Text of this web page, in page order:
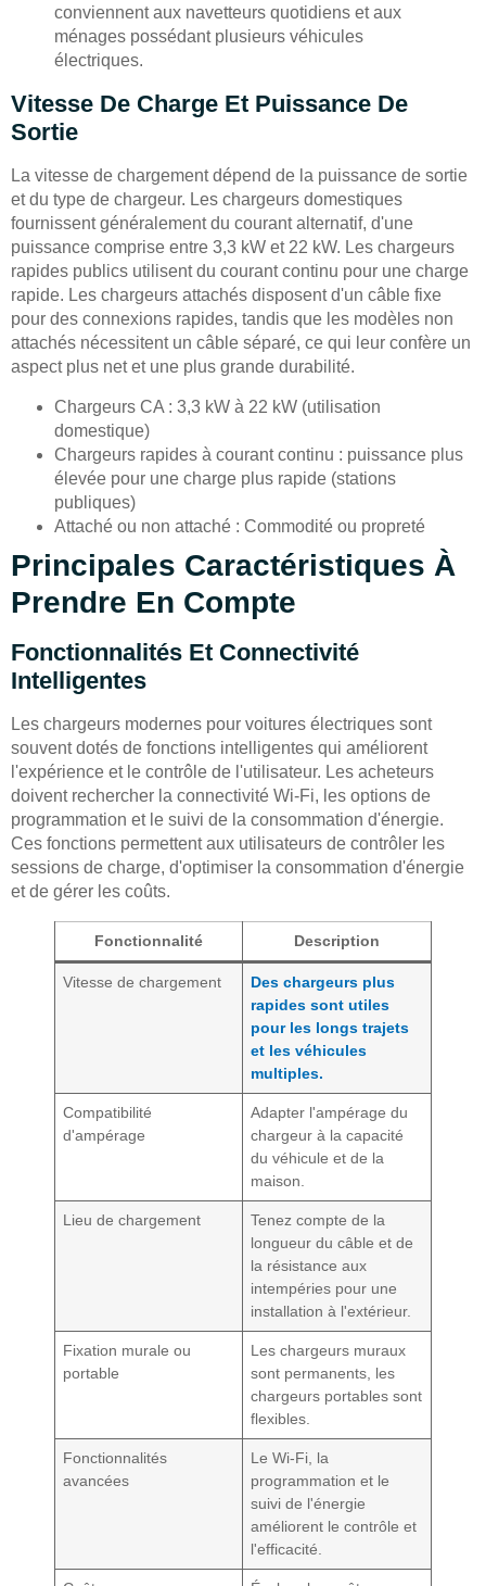
conviennent aux navetteurs quotidiens et aux
ménages possédant plusieurs véhicules
électriques.
Vitesse De Charge Et Puissance De
Sortie
La vitesse de chargement dépend de la puissance de sortie
et du type de chargeur. Les chargeurs domestiques
fournissent généralement du courant alternatif, d'une
puissance comprise entre 3,3 kW et 22 kW. Les chargeurs
rapides publics utilisent du courant continu pour une charge
rapide. Les chargeurs attachés disposent d'un câble fixe
pour des connexions rapides, tandis que les modèles non
attachés nécessitent un câble séparé, ce qui leur confère un
aspect plus net et une plus grande durabilité.
Chargeurs CA : 3,3 kW à 22 kW (utilisation
domestique)
Chargeurs rapides à courant continu : puissance plus
élevée pour une charge plus rapide (stations
publiques)
Attaché ou non attaché : Commodité ou propreté
Principales Caractéristiques À
Prendre En Compte
Fonctionnalités Et Connectivité
Intelligentes
Les chargeurs modernes pour voitures électriques sont
souvent dotés de fonctions intelligentes qui améliorent
l'expérience et le contrôle de l'utilisateur. Les acheteurs
doivent rechercher la connectivité Wi-Fi, les options de
programmation et le suivi de la consommation d'énergie.
Ces fonctions permettent aux utilisateurs de contrôler les
sessions de charge, d'optimiser la consommation d'énergie
et de gérer les coûts.
Fonctionnalité Description
Vitesse de chargement
Des chargeurs plus
rapides sont utiles
pour les longs trajets
et les véhicules
multiples.
Compatibilité
d'ampérage
Adapter l'ampérage du
chargeur à la capacité
du véhicule et de la
maison.
Lieu de chargement
Tenez compte de la
longueur du câble et de
la résistance aux
intempéries pour une
installation à l'extérieur.
Fixation murale ou
portable
Les chargeurs muraux
sont permanents, les
chargeurs portables sont
flexibles.
Fonctionnalités
avancées
Le Wi-Fi, la
programmation et le
suivi de l'énergie
améliorent le contrôle et
l'efficacité.